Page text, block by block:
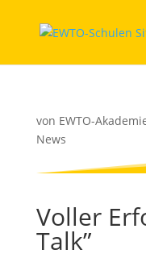
von EWTO-
News
Voller
Talk”